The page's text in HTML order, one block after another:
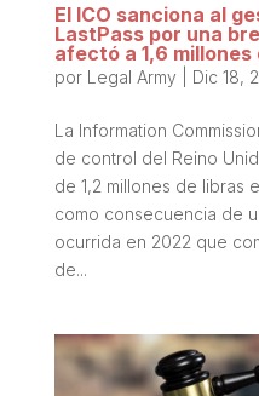
El ICO sanciona al
LastPass por una
afectó a 1,6 millones
por Legal Army Dic 18,
La Information
de control del Reino
de 1,2 millones de libras
como consecuencia de
ocurrida en 2022 que
de...